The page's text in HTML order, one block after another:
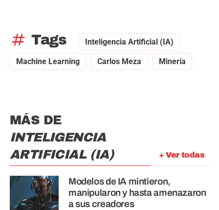
tag Tags Inteligencia Artificial (IA)
Machine Learning Carlos Meza Minería
+ Ver todas
MÁS DE
INTELIGENCIA
ARTIFICIAL (IA)
Modelos de IA mintieron,
manipularon y hasta amenazaron
a sus creadores